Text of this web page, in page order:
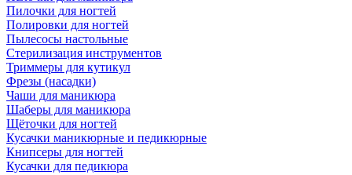
Пилочки для ногтей
Полировки для ногтей
Пылесосы настольные
Стерилизация инструментов
Триммеры для кутикул
Фрезы (насадки)
Чаши для маникюра
Шаберы для маникюра
Щёточки для ногтей
Кусачки маникюрные и педикюрные
Книпсеры для ногтей
Кусачки для педикюра